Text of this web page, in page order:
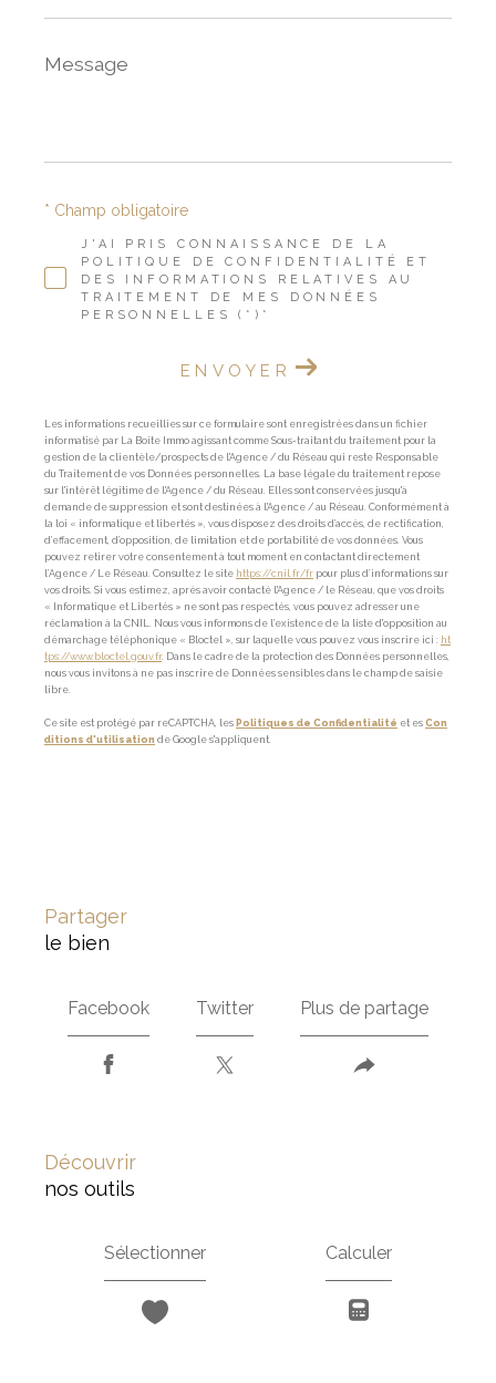
Message
*
J'AI PRIS CONNAISSANCE DE LA
POLITIQUE DE CONFIDENTIALITÉ ET
DES INFORMATIONS RELATIVES AU
TRAITEMENT DE MES DONNÉES
PERSONNELLES (*)*
* Champ obligatoire
ENVOYER
Les informations recueillies sur ce formulaire sont enregistrées dans un fichier
informatisé par La Boite Immo agissant comme Sous-traitant du traitement pour la
gestion de la clientèle/prospects de l'Agence / du Réseau qui reste Responsable
du Traitement de vos Données personnelles. La base légale du traitement repose
sur l'intérêt légitime de l'Agence / du Réseau. Elles sont conservées jusqu'à
demande de suppression et sont destinées à l'Agence / au Réseau. Conformément à
la loi « informatique et libertés », vous disposez des droits d’accès, de rectification,
d’effacement, d’opposition, de limitation et de portabilité de vos données. Vous
pouvez retirer votre consentement à tout moment en contactant directement
l’Agence / Le Réseau. Consultez le site https://cnil.fr/fr pour plus d’informations sur
vos droits. Si vous estimez, après avoir contacté l'Agence / le Réseau, que vos droits
« Informatique et Libertés » ne sont pas respectés, vous pouvez adresser une
réclamation à la CNIL. Nous vous informons de l’existence de la liste d'opposition au
démarchage téléphonique « Bloctel », sur laquelle vous pouvez vous inscrire ici : ht
tps://www.bloctel.gouv.fr. Dans le cadre de la protection des Données personnelles,
nous vous invitons à ne pas inscrire de Données sensibles dans le champ de saisie
libre.
Ce site est protégé par reCAPTCHA, les Politiques de Confidentialité et es Con
ditions d'utilisation de Google s'appliquent.
partager
le bien
Facebook Twitter Plus de partage
découvrir
nos outils
Sélectionner Calculer